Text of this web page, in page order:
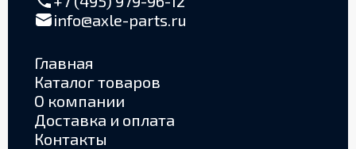
info@axle-parts.ru
Главная
Каталог товаров
О компании
Доставка и оплата
Контакты